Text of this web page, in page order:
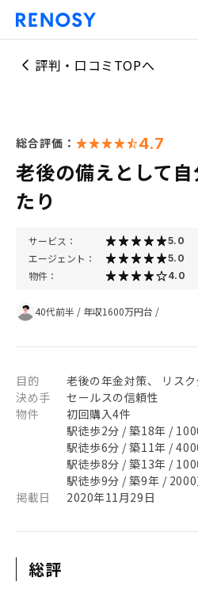
評判・口コミTOPへ
総合評価： 4.7
老後の備えとして
たり
サービス： 5.0
エージェント： 5.0
物件： 4.0
40代前半 / 年収1600万円台 /
目的
老後の年金対策、 リスク
決め手
セールスの信頼性
物件
初回購入4件
駅徒歩2分 / 築18年 /
駅徒歩6分 / 築11年 /
駅徒歩8分 / 築13年 /
駅徒歩9分 / 築9年 /
掲載日
2020年11月29日
総評